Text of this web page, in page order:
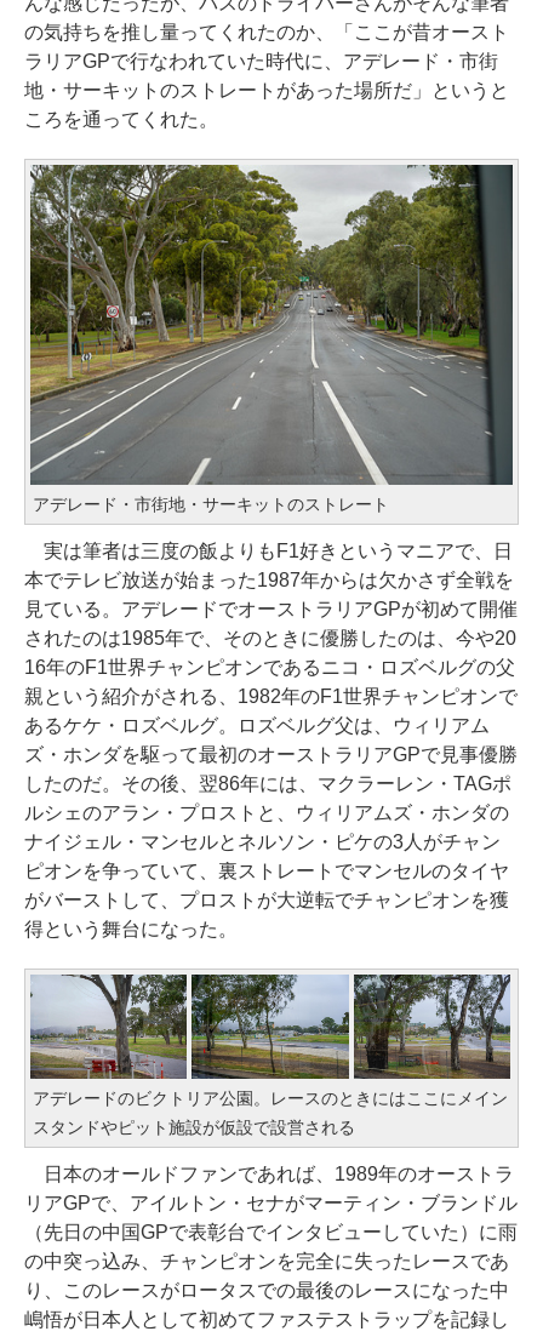
の気持ちを推し量ってくれたのか、「ここが昔オースト
ラリアGPで行なわれていた時代に、アデレード・市街
地・サーキットのストレートがあった場所だ」というと
ころを通ってくれた。
アデレード・市街地・サーキットのストレート
実は筆者は三度の飯よりもF1好きというマニアで、日
本でテレビ放送が始まった1987年からは欠かさず全戦を
見ている。アデレードでオーストラリアGPが初めて開催
されたのは1985年で、そのときに優勝したのは、今や20
16年のF1世界チャンピオンであるニコ・ロズベルグの父
親という紹介がされる、1982年のF1世界チャンピオンで
あるケケ・ロズベルグ。ロズベルグ父は、ウィリアム
ズ・ホンダを駆って最初のオーストラリアGPで見事優勝
したのだ。その後、翌86年には、マクラーレン・TAGポ
ルシェのアラン・プロストと、ウィリアムズ・ホンダの
ナイジェル・マンセルとネルソン・ピケの3人がチャン
ピオンを争っていて、裏ストレートでマンセルのタイヤ
がバーストして、プロストが大逆転でチャンピオンを獲
得という舞台になった。
アデレードのビクトリア公園。レースのときにはここにメイン
スタンドやピット施設が仮設で設営される
日本のオールドファンであれば、1989年のオーストラ
リアGPで、アイルトン・セナがマーティン・ブランドル
（先日の中国GPで表彰台でインタビューしていた）に雨
の中突っ込み、チャンピオンを完全に失ったレースであ
り、このレースがロータスでの最後のレースになった中
嶋悟が日本人として初めてファステストラップを記録し